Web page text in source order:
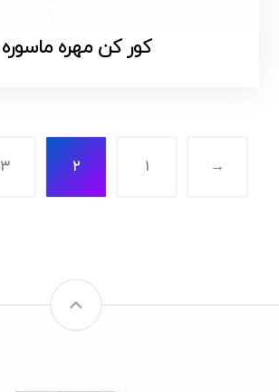
کور کن مهره ماسوره
→ ۱ ۲ ۳